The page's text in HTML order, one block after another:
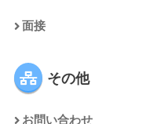
面接
その他
お問い合わせ